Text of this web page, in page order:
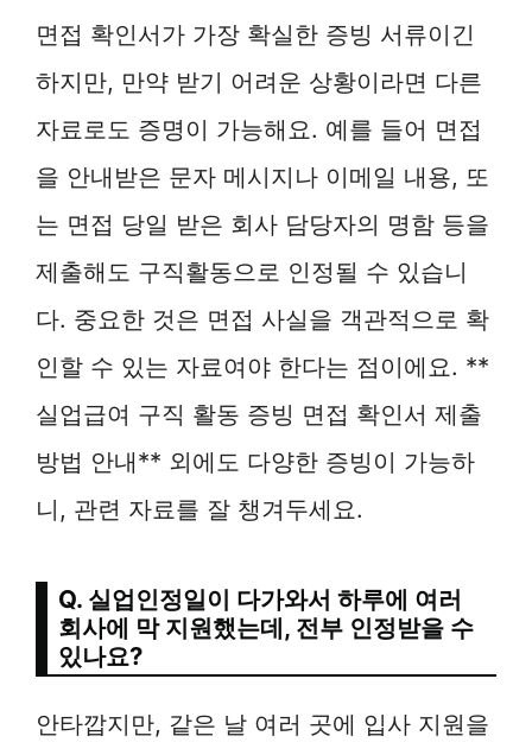
면접 확인서가 가장 확실한 증빙 서류이긴
하지만, 만약 받기 어려운 상황이라면 다른
자료로도 증명이 가능해요. 예를 들어 면접
을 안내받은 문자 메시지나 이메일 내용, 또
는 면접 당일 받은 회사 담당자의 명함 등을
제출해도 구직활동으로 인정될 수 있습니
다. 중요한 것은 면접 사실을 객관적으로 확
인할 수 있는 자료여야 한다는 점이에요. **
실업급여 구직 활동 증빙 면접 확인서 제출
방법 안내** 외에도 다양한 증빙이 가능하
니, 관련 자료를 잘 챙겨두세요.
Q. 실업인정일이 다가와서 하루에 여러
회사에 막 지원했는데, 전부 인정받을 수
있나요?
안타깝지만, 같은 날 여러 곳에 입사 지원을